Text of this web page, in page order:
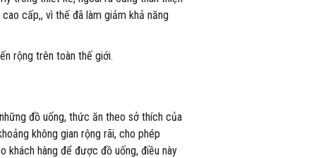
cấp,, vì thế đã làm giảm khả năng
rộng trên toàn thế giới.
đồ uống, thức ăn theo sở thích của
không gian rộng rãi, cho phép
khách hàng để được đồ uống, điều này